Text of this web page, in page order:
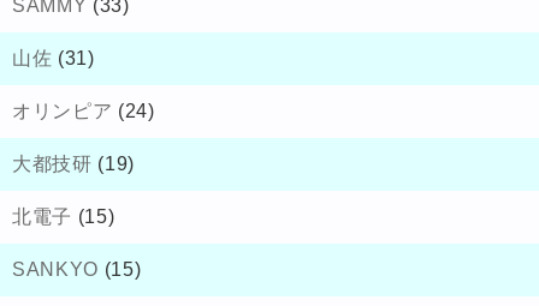
SAMMY (33)
山佐 (31)
オリンピア (24)
大都技研 (19)
北電子 (15)
SANKYO (15)